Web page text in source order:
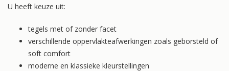
U heeft keuze uit:
tegels met of zonder facet
verschillende oppervlakteafwerkingen zoals geborsteld of
soft comfort
moderne en klassieke kleurstellingen